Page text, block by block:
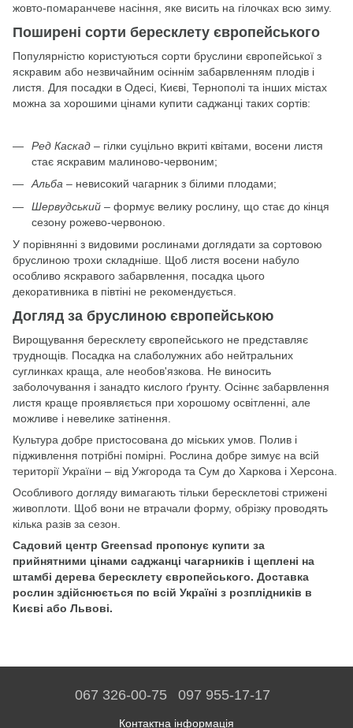
жовто-помаранчеве насіння, яке висить на гілочках всю зиму.
Поширені сорти бересклету європейського
Популярністю користуються сорти бруслини європейської з
яскравим або незвичайним осіннім забарвленням плодів і
листя. Для посадки в Одесі, Києві, Тернополі та інших містах
можна за хорошими цінами купити саджанці таких сортів:
Ред Каскад – гілки суцільно вкриті квітами, восени листя
стає яскравим малиново-червоним;
Альба – невисокий чагарник з білими плодами;
Шервудський – формує велику рослину, що стає до кінця
сезону рожево-червоною.
У порівнянні з видовими рослинами доглядати за сортовою
бруслиною трохи складніше. Щоб листя восени набуло
особливо яскравого забарвлення, посадка цього
декоративника в півтіні не рекомендується.
Догляд за бруслиною європейською
Вирощування бересклету європейського не представляє
труднощів. Посадка на слаболужних або нейтральних
суглинках краща, але необов'язкова. Не виносить
заболочування і занадто кислого ґрунту. Осіннє забарвлення
листя краще проявляється при хорошому освітленні, але
можливе і невелике затінення.
Культура добре пристосована до міських умов. Полив і
підживлення потрібні помірні. Рослина добре зимує на всій
території України – від Ужгорода та Сум до Харкова і Херсона.
Особливого догляду вимагають тільки бересклетові стрижені
живоплоти. Щоб вони не втрачали форму, обрізку проводять
кілька разів за сезон.
Садовий центр Greensad пропонує купити за
прийнятними цінами саджанці чагарників і щеплені на
штамбі дерева бересклету європейського. Доставка
рослин здійснюється по всій Україні з розплідників в
Києві або Львові.
067 326-00-75 097 955-17-17
Контактна інформація